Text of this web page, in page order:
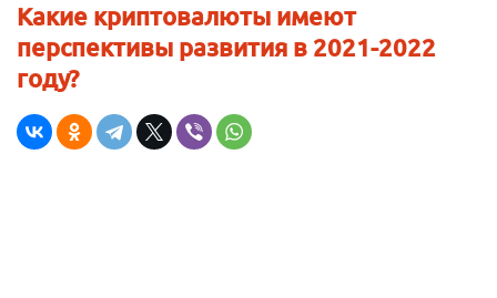
Какие криптовалюты имеют
перспективы развития в 2021-2022
году?